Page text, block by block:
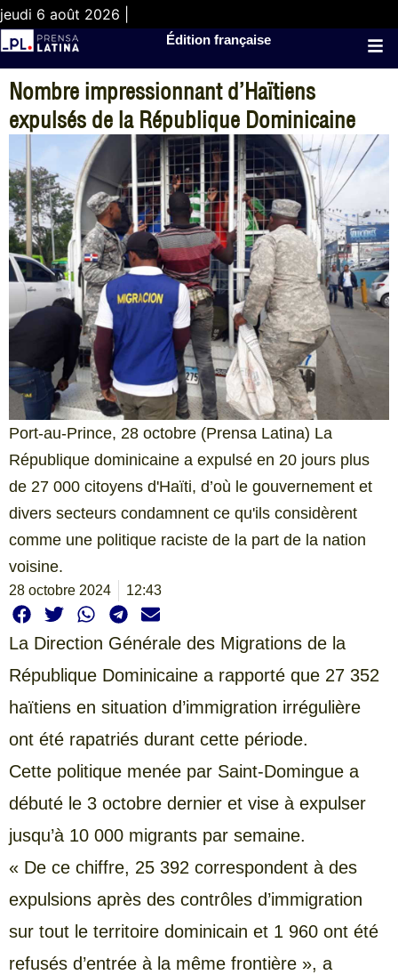
jeudi 6 août 2026 |
Édition française
Nombre impressionnant d’Haïtiens
expulsés de la République Dominicaine
Port-au-Prince, 28 octobre (Prensa Latina) La
République dominicaine a expulsé en 20 jours plus
de 27 000 citoyens d'Haïti, d’où le gouvernement et
divers secteurs condamnent ce qu'ils considèrent
comme une politique raciste de la part de la nation
voisine.
28 octobre 2024 12:43
La Direction Générale des Migrations de la
République Dominicaine a rapporté que 27 352
haïtiens en situation d’immigration irrégulière
ont été rapatriés durant cette période.
Cette politique menée par Saint-Domingue a
débuté le 3 octobre dernier et vise à expulser
jusqu’à 10 000 migrants par semaine.
« De ce chiffre, 25 392 correspondent à des
expulsions après des contrôles d’immigration
sur tout le territoire dominicain et 1 960 ont été
refusés d’entrée à la même frontière », a